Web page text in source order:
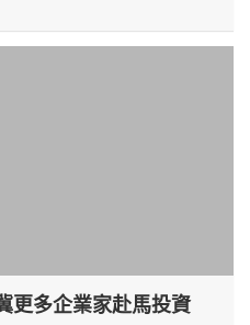
更多企業家赴馬投資